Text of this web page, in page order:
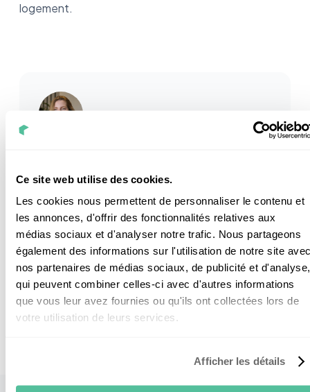
Ce site web utilise des cookies.
Les cookies nous permettent de personnaliser le contenu et
les annonces, d'offrir des fonctionnalités relatives aux
médias sociaux et d'analyser notre trafic. Nous partageons
également des informations sur l'utilisation de notre site
nos partenaires de médias sociaux, de publicité et d'analyse,
qui peuvent combiner celles-ci avec d'autres informations
que vous leur avez fournies ou qu'ils ont collectées lors de
votre utilisation de leurs services.
Afficher les détails
logement.
Léna est adjointe à la Direction Commerciale de
Nouvel'R Énergie. Elle suit de près tous les dossiers
d'installation depuis plus de 6 ans. Son expertise sur
le photovoltaïque s'étend de la technique à
l'administratif.